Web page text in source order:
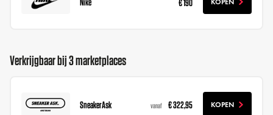
Verkrijgbaar bij 3 marketplaces
SneakerAsk vanaf € 322,95 KOPEN